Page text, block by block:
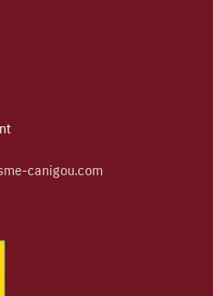
canigou.com